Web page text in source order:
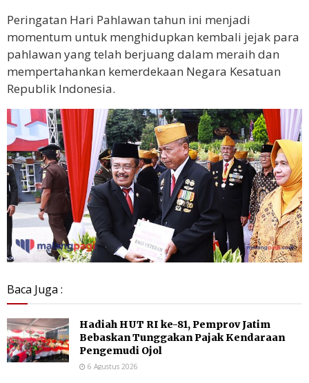
Peringatan Hari Pahlawan tahun ini menjadi
momentum untuk menghidupkan kembali jejak para
pahlawan yang telah berjuang dalam meraih dan
mempertahankan kemerdekaan Negara Kesatuan
Republik Indonesia.
Baca Juga :
Hadiah HUT RI ke-81, Pemprov Jatim
Bebaskan Tunggakan Pajak Kendaraan
Pengemudi Ojol
6 Agustus 2026